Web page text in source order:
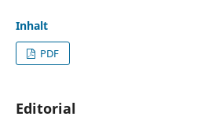
Inhalt
PDF
Editorial